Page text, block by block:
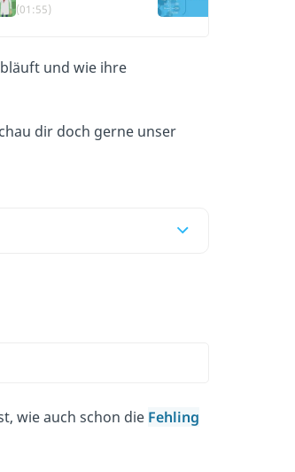
(01:55)
und wie ihre
dir doch gerne unser
wie auch schon die Fehling